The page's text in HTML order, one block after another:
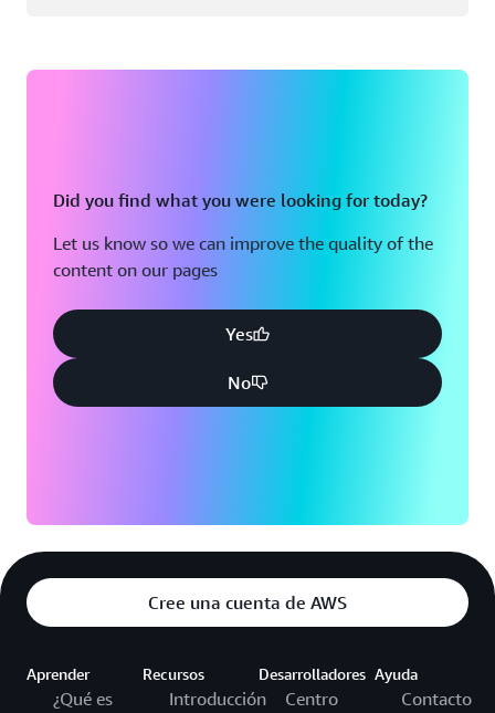
Did you find what you were looking for today?
Let us know so we can improve the quality of the
content on our pages
Yes
No
Cree una cuenta de AWS
Aprender
¿Qué es
Recursos
Introducción
Desarrolladores
Centro
Ayuda
Contacto